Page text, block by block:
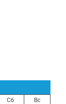
Сб
Вс